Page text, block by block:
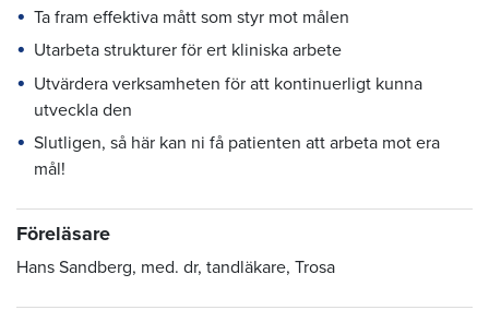
Ta fram effektiva mått som styr mot målen
Utarbeta strukturer för ert kliniska arbete
Utvärdera verksamheten för att kontinuerligt kunna
utveckla den
Slutligen, så här kan ni få patienten att arbeta mot era
mål!
Föreläsare
Hans Sandberg, med. dr, tandläkare, Trosa